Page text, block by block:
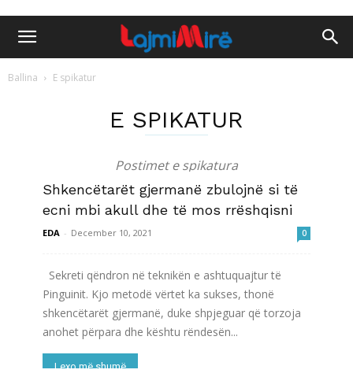
Ballina E spikatur
E SPIKATUR
Postimet e spikatura
Shkencëtarët gjermanë zbulojnë si të
ecni mbi akull dhe të mos rrëshqisni
EDA - December 10, 2021 0
Sekreti qëndron në teknikën e ashtuquajtur të
Pinguinit. Kjo metodë vërtet ka sukses, thonë
shkencëtarët gjermanë, duke shpjeguar që torzoja
anohet përpara dhe kështu rëndesën...
Lexo më shumë